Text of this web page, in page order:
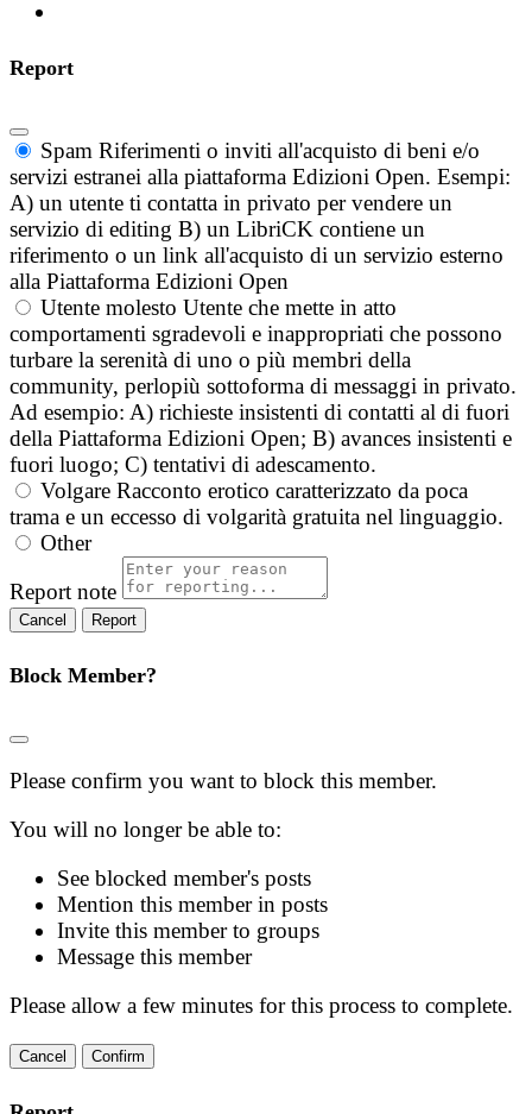
Report
Spam Riferimenti o inviti all'acquisto di beni e/o
servizi estranei alla piattaforma Edizioni Open. Esempi:
A) un utente ti contatta in privato per vendere un
servizio di editing B) un LibriCK contiene un
riferimento o un link all'acquisto di un servizio esterno
alla Piattaforma Edizioni Open
Utente molesto Utente che mette in atto
comportamenti sgradevoli e inappropriati che possono
turbare la serenità di uno o più membri della
community, perlopiù sottoforma di messaggi in privato.
Ad esempio: A) richieste insistenti di contatti al di fuori
della Piattaforma Edizioni Open; B) avances insistenti e
fuori luogo; C) tentativi di adescamento.
Volgare Racconto erotico caratterizzato da poca
trama e un eccesso di volgarità gratuita nel linguaggio.
Other
Report note
Report
Block Member?
Please confirm you want to block this member.
You will no longer be able to:
See blocked member's posts
Mention this member in posts
Invite this member to groups
Message this member
Please allow a few minutes for this process to complete.
Confirm